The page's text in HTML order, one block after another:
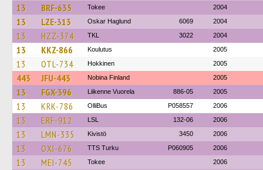
13 BRF-635 Tokee 2004
13 LZE-313 Oskar Haglund 6069 2004
13 HZZ-374 TKL 3022 2004
13 KKZ-866 Koulutus 2005
13 OTL-734 Hokkinen 2005
443 JFU-443 Nobina Finland 2005
13 FGX-396 Liikenne Vuorela 886-05 2005
13 KRK-786 OlliBus P058557 2006
13 ERF-912 LSL 132-06 2006
13 LMN-335 Kivistö 3450 2006
13 OXI-676 TTS Turku P060905 2006
13 MEI-745 Tokee 2006